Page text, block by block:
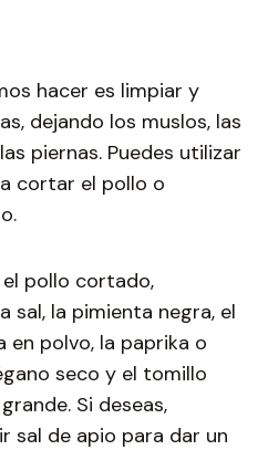
hacer es limpiar y
dejando los muslos, las
piernas. Puedes utilizar
cortar el pollo o
pollo cortado,
sal, la pimienta negra, el
en polvo, la paprika o
seco y el tomillo
Si deseas,
sal de apio para dar un